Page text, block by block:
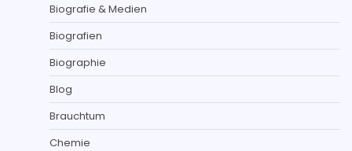
Biografie & Medien
Biografien
Biographie
Blog
Brauchtum
Chemie